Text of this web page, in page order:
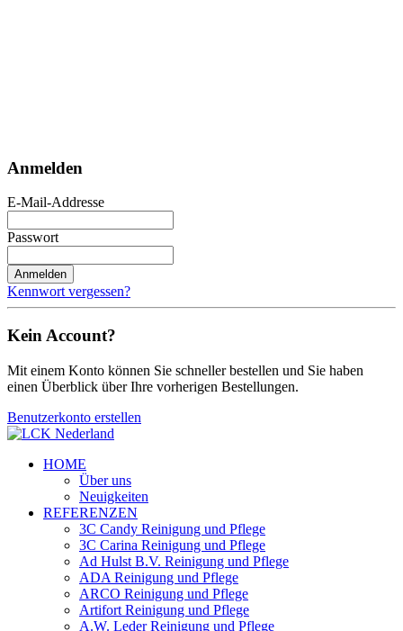
Anmelden
E-Mail-Addresse
Passwort
Anmelden
Kennwort vergessen?
Kein Account?
Mit einem Konto können Sie schneller bestellen und Sie haben
einen Überblick über Ihre vorherigen Bestellungen.
Benutzerkonto erstellen
HOME
Über uns
Neuigkeiten
REFERENZEN
3C Candy Reinigung und Pflege
3C Carina Reinigung und Pflege
Ad Hulst B.V. Reinigung und Pflege
ADA Reinigung und Pflege
ARCO Reinigung und Pflege
Artifort Reinigung und Pflege
A.W. Leder Reinigung und Pflege